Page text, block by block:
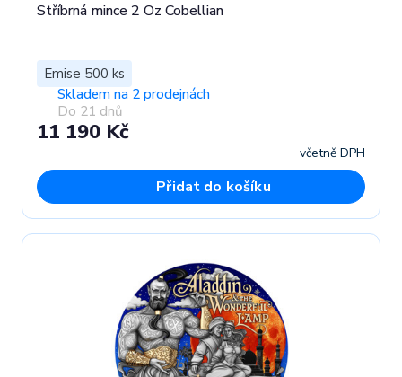
Stříbrná mince 2 Oz Cobellian
Emise 500 ks
Skladem na 2 prodejnách
Do 21 dnů
11 190 Kč
včetně DPH
Přidat do košíku